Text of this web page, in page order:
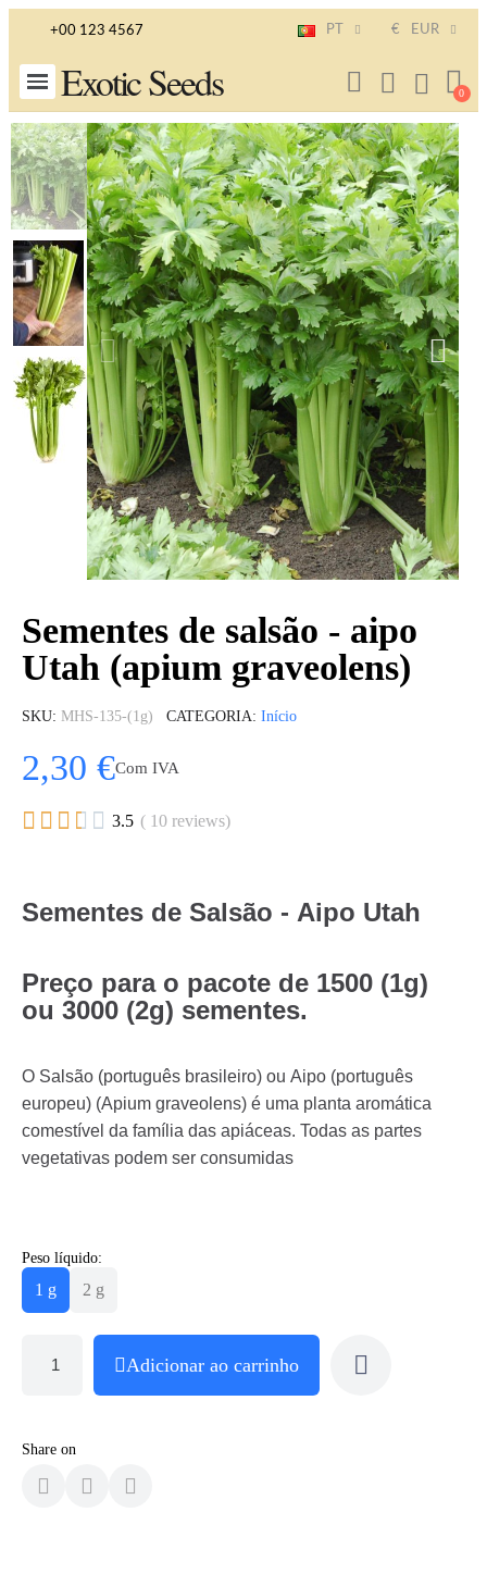
+00 123 4567 PT € EUR
Exotic Seeds
Sementes de salsão - aipo
Utah (apium graveolens)
SKU MHS-135-(1g) CATEGORIA Início
2,30 €Com IVA
     3.5 ( 10 reviews)
Sementes de Salsão - Aipo Utah
Preço para o pacote de 1500 (1g)
ou 3000 (2g) sementes.
O Salsão (português brasileiro) ou Aipo (português
europeu) (Apium graveolens) é uma planta aromática
comestível da família das apiáceas. Todas as partes
vegetativas podem ser consumidas
Peso líquido:
1 g 2 g
Adicionar ao carrinho
Share on